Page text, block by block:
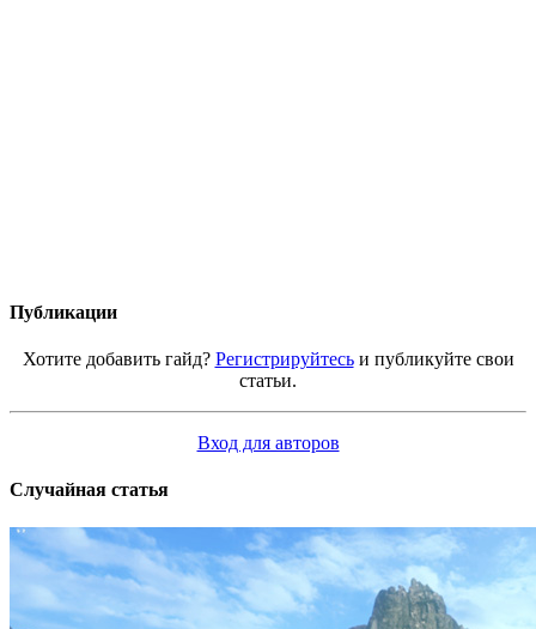
Публикации
Хотите добавить гайд? Регистрируйтесьи публикуйте свои
статьи.
Вход для авторов
Случайная статья